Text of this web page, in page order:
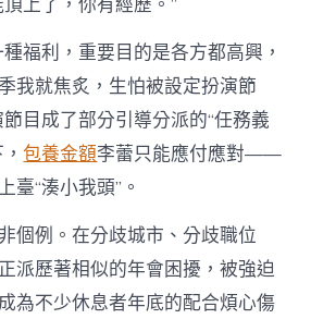
上了，你有經歷。”
福利，重要目的是各方都高興，
我就焦炙，生怕被設定扮演節
目成了部分引導分派的“任務義
，包養金額李蕾只能應付應對——
臺“湊小我頭”。
個例。在分歧城市、分歧職位
派歷著相似的年會困擾，被強迫
為不少休息者年底的配合煩心傷